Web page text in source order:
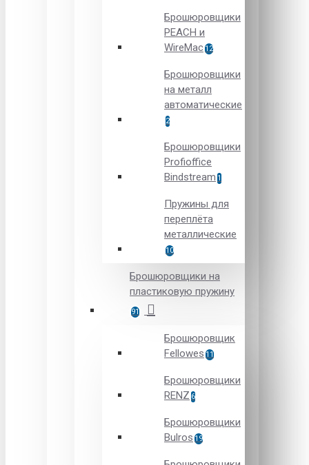
Брошюровщики
PEACH и
WireMac 12
Брошюровщики
на металл
автоматические
2
Брошюровщики
Рrofioffice
Вindstream 1
Пружины для
переплёта
металлические
10
Брошюровщики на
пластиковую пружину
91
Брошюровщик
Fellowes 11
Брошюровщики
RENZ 6
Брошюровщики
Bulros 19